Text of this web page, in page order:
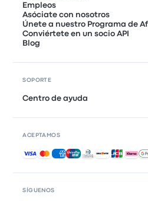
SÍGUENOS
Empleos
Asóciate con nosotros
Únete a nuestro Programa de
Conviértete en un socio API
Blog
SOPORTE
Centro de ayuda
ACEPTAMOS
Pagos aceptados